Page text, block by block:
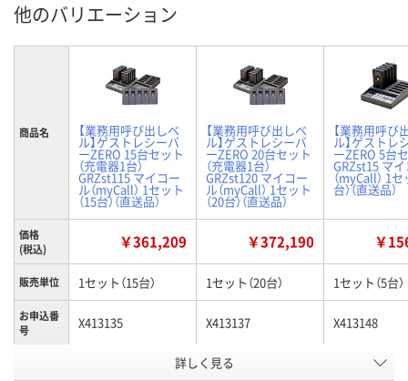
他のバリエーション
商品名 【業務用呼び出しベ
ル】ゲストレシーバ
ーZERO 15台セット
（充電器1台）
GRZst115 マイコー
ル（myCall） 1セット
（15台）（直送品）
【業務用呼び出しベ
ル】ゲストレシーバ
ーZERO 20台セット
（充電器1台）
GRZst120 マイコー
ル（myCall） 1セット
（20台）（直送品）
【業務用呼び
ル】ゲストレ
ーZERO 5台
GRZst15 マ
（myCall） 1セ
台）（直送品）
価格
(税込)
￥361,209 ￥372,190 ￥
販売単位 1セット（15台） 1セット（20台） 1セット（5台）
お申込番
号
X413135 X413137 X413148
直送品
詳しく見る